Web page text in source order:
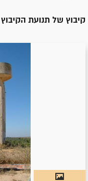
קיבוץ של תנועת הקיבוץ